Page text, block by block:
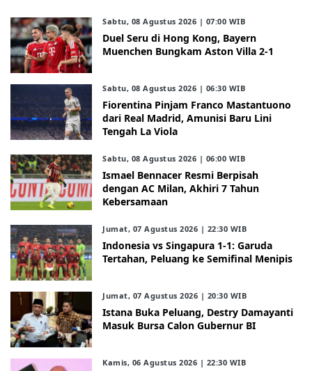
Sabtu, 08 Agustus 2026 | 07:00 WIB
Duel Seru di Hong Kong, Bayern
Muenchen Bungkam Aston Villa 2-1
Sabtu, 08 Agustus 2026 | 06:30 WIB
Fiorentina Pinjam Franco Mastantuono
dari Real Madrid, Amunisi Baru Lini
Tengah La Viola
Sabtu, 08 Agustus 2026 | 06:00 WIB
Ismael Bennacer Resmi Berpisah
dengan AC Milan, Akhiri 7 Tahun
Kebersamaan
Jumat, 07 Agustus 2026 | 22:30 WIB
Indonesia vs Singapura 1-1: Garuda
Tertahan, Peluang ke Semifinal Menipis
Jumat, 07 Agustus 2026 | 20:30 WIB
Istana Buka Peluang, Destry Damayanti
Masuk Bursa Calon Gubernur BI
Kamis, 06 Agustus 2026 | 22:30 WIB